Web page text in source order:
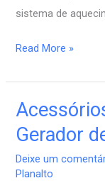
sistema de
Read More »
Gerador
Deixe um
Planalto
Acessórios
para
Piscinas
–